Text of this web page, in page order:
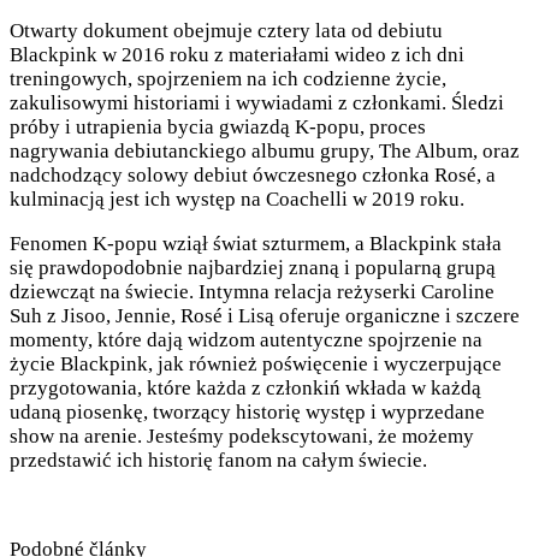
Otwarty dokument obejmuje cztery lata od debiutu
Blackpink w 2016 roku z materiałami wideo z ich dni
treningowych, spojrzeniem na ich codzienne życie,
zakulisowymi historiami i wywiadami z członkami. Śledzi
próby i utrapienia bycia gwiazdą K-popu, proces
nagrywania debiutanckiego albumu grupy, The Album, oraz
nadchodzący solowy debiut ówczesnego członka Rosé, a
kulminacją jest ich występ na Coachelli w 2019 roku.
Fenomen K-popu wziął świat szturmem, a Blackpink stała
się prawdopodobnie najbardziej znaną i popularną grupą
dziewcząt na świecie. Intymna relacja reżyserki Caroline
Suh z Jisoo, Jennie, Rosé i Lisą oferuje organiczne i szczere
momenty, które dają widzom autentyczne spojrzenie na
życie Blackpink, jak również poświęcenie i wyczerpujące
przygotowania, które każda z członkiń wkłada w każdą
udaną piosenkę, tworzący historię występ i wyprzedane
show na arenie. Jesteśmy podekscytowani, że możemy
przedstawić ich historię fanom na całym świecie.
Podobné články